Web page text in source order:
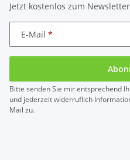
Jetzt kostenlos zum
E-Mail
Bitte senden Sie mir entsprechend
und jederzeit widerruflich
Mail zu.